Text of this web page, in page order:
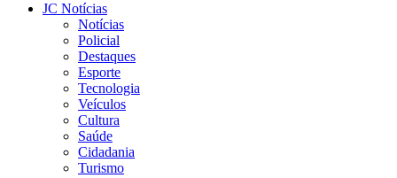
JC Notícias
Notícias
Policial
Destaques
Esporte
Tecnologia
Veículos
Cultura
Saúde
Cidadania
Turismo